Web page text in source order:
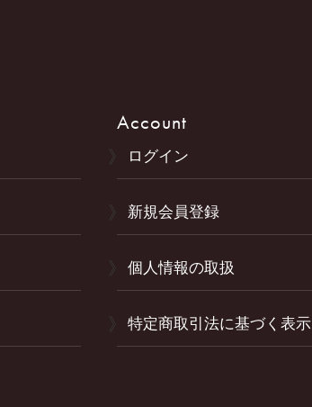
Account
ログイン
新規会員登録
個人情報の取扱
特定商取引法に基づく表示